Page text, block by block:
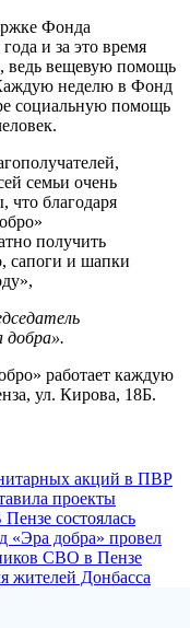
Фонда
и за это время
ведь вещевую помощь
неделю в Фонд
социальную помощь
семьи очень
что благодаря
получить
сапоги и шапки
добра».
работает каждую
ул. Кирова, 18Б.
акций в ПВР
проекты
Пензе состоялась
«Эра добра» провел
СВО в Пензе
жителей Донбасса